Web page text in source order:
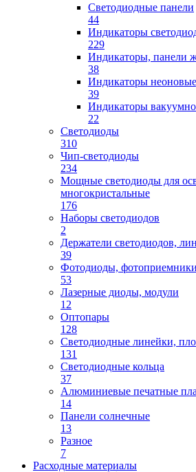
Светодиодные панели
44
Индикаторы
229
Индикаторы, панели
38
Индикаторы
39
Индикаторы
22
Светодиоды
310
Чип-светодиоды
234
Мощные светодиоды для
многокристальные
176
Наборы светодиодов
2
Держатели светодиодов,
39
Фотодиоды, фотоприемники
53
Лазерные диоды, модули
12
Оптопары
128
Светодиодные линейки,
131
Светодиодные кольца
37
Алюминиевые печатные
14
Панели солнечные
13
Разное
7
Расходные материалы